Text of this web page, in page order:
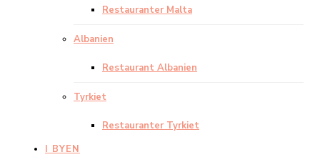
Restauranter Malta
Albanien
Restaurant Albanien
Tyrkiet
Restauranter Tyrkiet
I BYEN